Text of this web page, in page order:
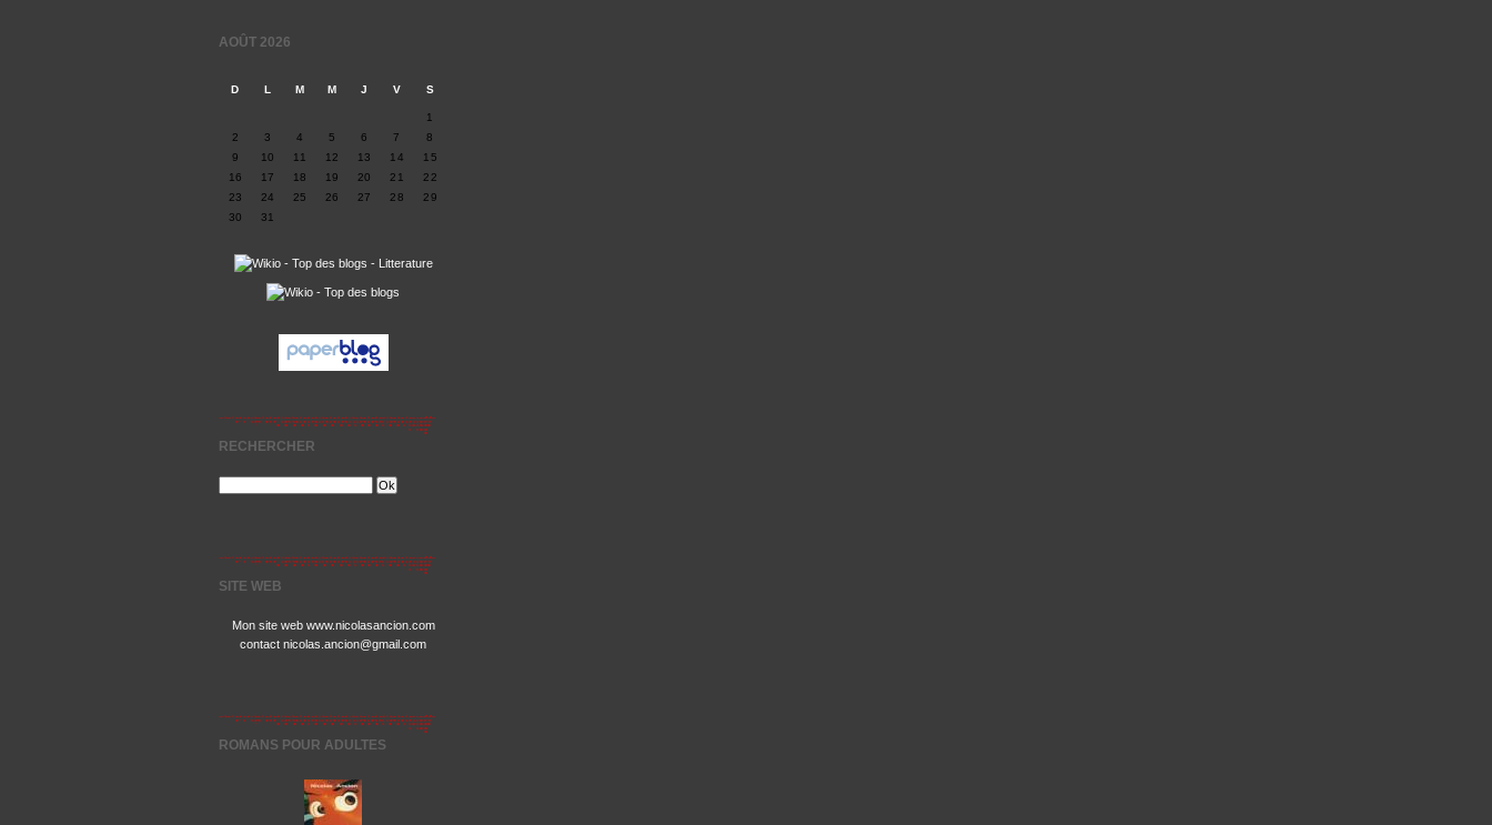
AOÛT 2026
D L M M J V S
1
2
3 4 5 6 7
8
9
10 11 12 13 14
15
16
17 18 19 20 21
22
23
24 25 26 27 28
29
30
31
RECHERCHER
SITE WEB
Mon site web www.nicolasancion.com
contact nicolas.ancion@gmail.com
ROMANS POUR ADULTES